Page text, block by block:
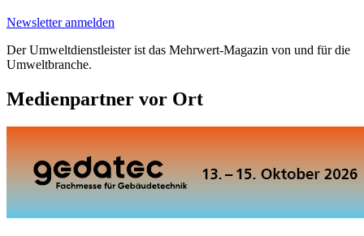
Newsletter anmelden
Der Umweltdienstleister ist das Mehrwert-Magazin von und für die
Umweltbranche.
Medienpartner vor Ort